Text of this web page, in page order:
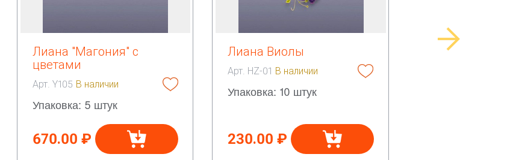
Лиана "Магония" с
цветами
Арт. Y105 В наличии
Упаковка: 5 штук
670.00 ₽
Лиана Виолы
Арт. HZ-01 В наличии
Упаковка: 10 штук
230.00 ₽